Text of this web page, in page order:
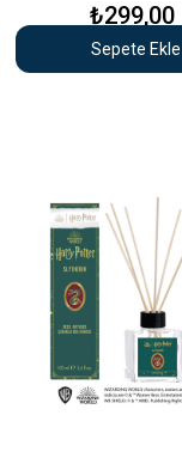
₺299,00
Sepete Ekle